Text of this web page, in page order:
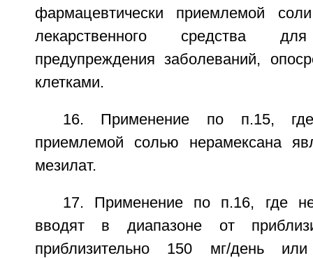
фармацевтически приемлемой
лекарственного средства
предупреждения заболеваний,
клетками.
16. Применение по п.15, где
приемлемой солью нерамексана
мезилат.
17. Применение по п.16, где
вводят в диапазоне от
приблизительно 150 мг/день